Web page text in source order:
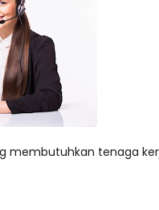
membutuhkan tenaga